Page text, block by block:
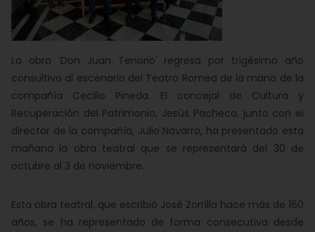
La obra ‘Don Juan Tenorio' regresa por trigésimo año
consultivo al escenario del Teatro Romea de la mano de la
compañía Cecilio Pineda. El concejal de Cultura y
Recuperación del Patrimonio, Jesús Pacheco, junto con el
director de la compañía, Julio Navarro, ha presentado esta
mañana la obra teatral que se representará del 30 de
octubre al 3 de noviembre.
Esta obra teatral, que escribió José Zorrilla hace más de 160
años, se ha representado de forma consecutiva desde